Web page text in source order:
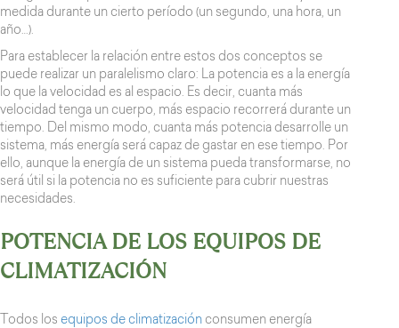
medida durante un cierto período (un segundo, una hora, un
año…).
Para establecer la relación entre estos dos conceptos se
puede realizar un paralelismo claro: La potencia es a la energía
lo que la velocidad es al espacio. Es decir, cuanta más
velocidad tenga un cuerpo, más espacio recorrerá durante un
tiempo. Del mismo modo, cuanta más potencia desarrolle un
sistema, más energía será capaz de gastar en ese tiempo. Por
ello, aunque la energía de un sistema pueda transformarse, no
será útil si la potencia no es suficiente para cubrir nuestras
necesidades.
POTENCIA DE LOS EQUIPOS DE
CLIMATIZACIÓN
Todos los equipos de climatización consumen energía